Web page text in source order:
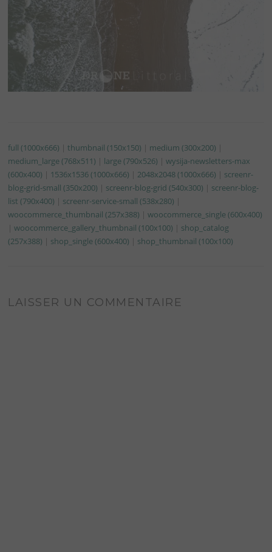
full (1000x666) |thumbnail (150x150) | medium (300x200) |
medium_large (768x511) | large (790x526) |wysija-newsletters-max
(600x400) | 1536x1536 (1000x666) | 2048x2048 (1000x666) | screenr-
blog-grid-small (350x200) | screenr-blog-grid (540x300) | screenr-blog-
list (790x400) | screenr-service-small (538x280) |
woocommerce_thumbnail (257x388) |woocommerce_single (600x400)
|woocommerce_gallery_thumbnail (100x100) | shop_catalog
(257x388) | shop_single (600x400) | shop_thumbnail (100x100)
LAISSER UN COMMENTAIRE